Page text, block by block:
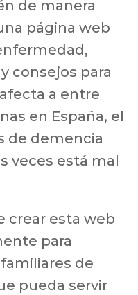
de manera
página web
consejos para
a entre
en España, el
de demencia
veces está mal
crear esta web
para
de
pueda servir